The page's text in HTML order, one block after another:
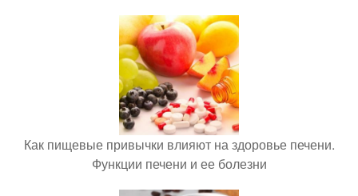
Как пищевые привычки влияют на здоровье печени.
Функции печени и ее болезни